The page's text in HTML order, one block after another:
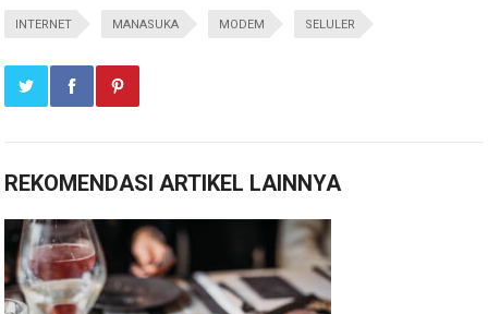
INTERNET MANASUKA MODEM SELULER
REKOMENDASI ARTIKEL LAINNYA